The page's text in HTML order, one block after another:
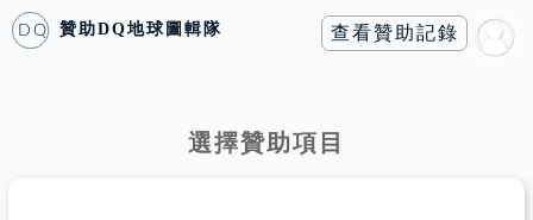
DQ 贊助DQ地球圖輯隊 查看贊助記錄
選擇贊助項目